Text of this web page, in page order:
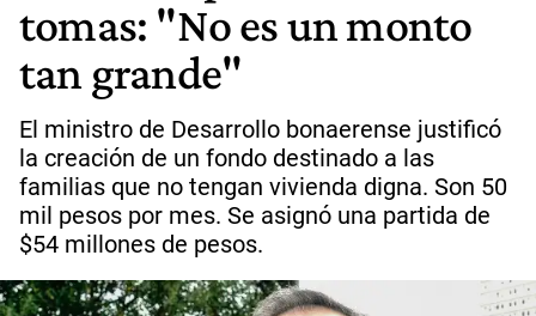
tomas: "No es un monto
tan grande"
El ministro de Desarrollo bonaerense justificó
la creación de un fondo destinado a las
familias que no tengan vivienda digna. Son 50
mil pesos por mes. Se asignó una partida de
$54 millones de pesos.